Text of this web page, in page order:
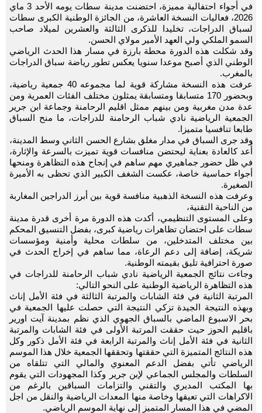
في أجواء احتفالية مميزة، احتضنت مدينة سطات يومه الأحد 3 ماي
2026، فعاليات النسخة العاشرة، من الجائزة الوطنية الكبرى سطات
لسباق الدراجات، تخليدا للذكرى الثالثة والعشرين لميلاد صاحب
السمو الملكي ولي العهد الأمير مولاي الحسن.
وقد شكلت هذه الدورة محطة بارزة في مسار هذا الحدث الرياضي
الوطني الذي أصبح موعدا سنويا يعكس تطور رياضة سباق الدراجات
بالمغرب.
عرفت هذه النسخة مشاركة قوية لما مجموعه 40 جمعية رياضية،
وبحضور 170 متسابقا ومتسابقة يمثلون مختلف الفئات العمرية ومن
عدة مدن مغربية ومن بينهم ممثل اقليم الرحامنة وجماعة ابن جرير
الجمعية الرياضية نادي شباب الرحامنة للدراجات، ما منح السباق
طابعا تنافسيا متميزا.
وقد جرى السباق في مدار مغلق بشارع الحسن الثاني وسط المدينة،
أُعد كالعادة بعناية ليحتضن منافسات قوية تميزت بالسرعة والإثارة،
في ظل حضور جماهيري مهم ساهم في إنجاح هذه التظاهرة ومنحها
أجواء حماسية خاصة، عكست الشغف الكبير الذي تحظى به الأميرة
الصغيرة.
وعرفت هذه النسخة الذهبية منافسة قوية بين أبرز الدراجين المغاربة
من الناحية التقنية،
وعلى المستوى التنظيمي، أكدت هذه الدورة مرة أخرى قدرة مدينة
سطات على احتضان تظاهرات رياضية كبرى، بفضل التنسيق المحكم
بين مختلف المتدخلين، من سلطات محلية وأمنية ومؤسسات
شريكة، إضافة إلى دعم الرعاة، مما ساهم في إخراج الحدث في
صورة احترافية تليق بقيمته الوطنية.
وجاءت نتائج الجمعية الرياضية نادي شباب الرحامنة للدراجات في
هذه التظاهرة الرياضية الوطنية على النحو التالي:
المرتبة الثانية في فئة الشابات والمرتبة الثالثة في فئة الأمل إناث
وبهذه النتيجة الجيدة تزكي النتيجة التي حصلت عليها الجمعية في
بحر الاسبوع الماضي بالسباق الجهوي الذي نظم بمدينة آيت اورير
باقليم الحوز حيت حققت المرتبة الأولى في فئة الشابات والمرتبة
الثانية في فئة الأمل إناث والمرتبة الرابعة في فئة الأمل ذكور وكل
هذه النتائج المتميزة التي حققتها وتحققها الجمعية خلال هذا الموسم
الرياضي تأتي بفضل الدعم المعنوي والمالي التي تتلقاه من
السلطات والمجلس الجماعي لإبن جرير وكذا المجهودات التي يقوم
بها المكتب المديري والتقني والتزامات السباقين بالرغم من
الاكراهات التي تعيقها وخاصة منها المعدات الرياضية والنقل من اجل
المضي في هذا المسار المتميز إلى نهاية الموسم الرياضي.